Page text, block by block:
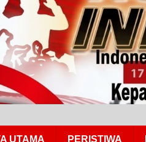
UTAMA PERISTIWA